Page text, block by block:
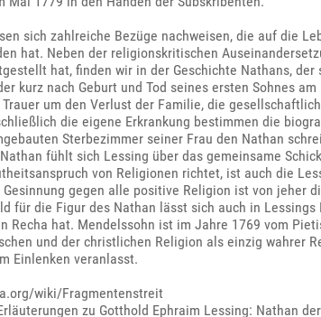
sich zahlreiche Bezüge nachweisen, die auf die
hat. Neben der religionskritischen
hat, finden wir in der Geschichte Nathans,
kurz nach Geburt und Tod seines ersten Sohnes
um den Verlust der Familie, die
die eigene Erkrankung bestimmen die
Sterbezimmer seiner Frau den Nathan
fühlt sich Lessing über das gemeinsame
von Religionen richtet, ist auch die
gegen alle positive Religion ist von jeher
für die Figur des Nathan lässt sich auch in
Recha hat. Mendelssohn ist im Jahre 1769 vom
und der christlichen Religion als einzig wahrer
Einlenken veranlasst.
wiki/Fragmentenstreit
zu Gotthold Ephraim Lessing: Nathan